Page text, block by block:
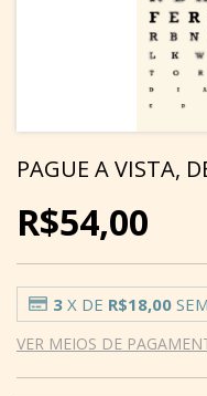
PAGUE A VISTA,
R$54,00
3 X DE R$18,00
VER MEIOS DE